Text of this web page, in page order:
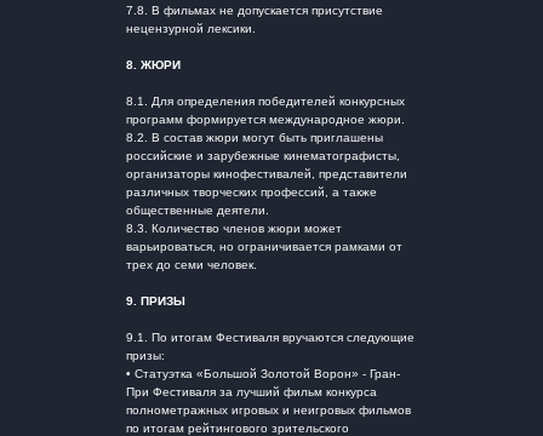
7.8. В фильмах не допускается присутствие
нецензурной лексики.
8. ЖЮРИ
8.1. Для определения победителей конкурсных
программ формируется международное жюри.
8.2. В состав жюри могут быть приглашены
российские и зарубежные кинематографисты,
организаторы кинофестивалей, представители
различных творческих профессий, а также
общественные деятели.
8.3. Количество членов жюри может
варьироваться, но ограничивается рамками от
трех до семи человек.
9. ПРИЗЫ
9.1. По итогам Фестиваля вручаются следующие
призы:
• Статуэтка «Большой Золотой Ворон» - Гран-
При Фестиваля за лучший фильм конкурса
полнометражных игровых и неигровых фильмов
по итогам рейтингового зрительского